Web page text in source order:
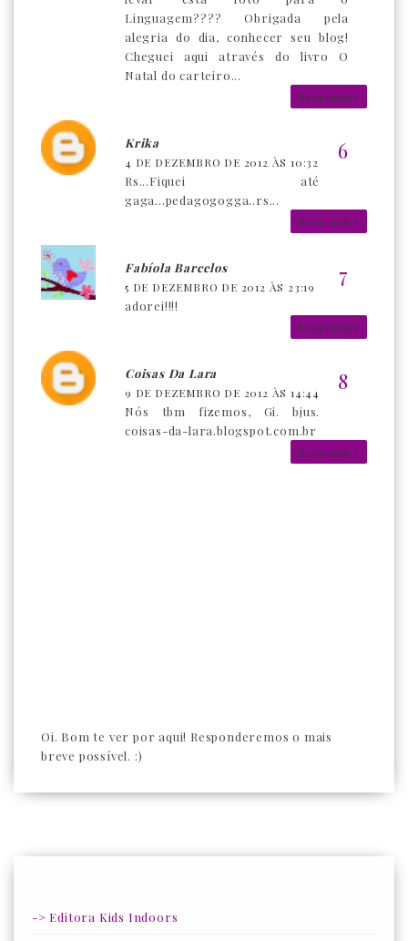
Linguagem???? Obrigada pela
alegria do dia, conhecer seu blog!
Cheguei aqui através do livro O
Natal do carteiro...
Responder
Krika
4 DE DEZEMBRO DE 2012 ÀS 10:32
Rs...Fiquei até
gaga...pedagogogga..rs...
Responder
Fabíola Barcelos
5 DE DEZEMBRO DE 2012 ÀS 23:19
adorei!!!!
Responder
Coisas Da Lara
9 DE DEZEMBRO DE 2012 ÀS 14:44
Nós tbm fizemos, Gi. bjus.
coisas-da-lara.blogspot.com.br
Responder
Oi. Bom te ver por aqui! Responderemos o mais
breve possível. :)
-> Editora Kids Indoors